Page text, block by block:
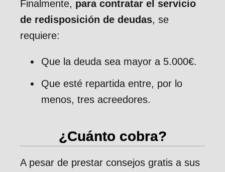
Finalmente, para contratar el servicio
de redisposición de deudas, se
requiere:
Que la deuda sea mayor a 5.000€.
Que esté repartida entre, por lo
menos, tres acreedores.
¿Cuánto cobra?
A pesar de prestar consejos gratis a sus